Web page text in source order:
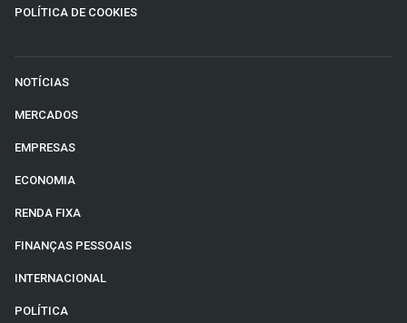
POLÍTICA DE COOKIES
NOTÍCIAS
MERCADOS
EMPRESAS
ECONOMIA
RENDA FIXA
FINANÇAS PESSOAIS
INTERNACIONAL
POLÍTICA